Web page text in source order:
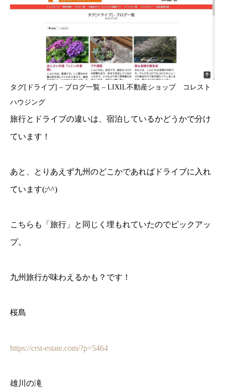
タグ[ドライブ] – ブログ一覧 – LIXIL不動産ショップ コレスト
ハウジング
旅行とドライブの違いは、宿泊しているかどうかで分け
ています！
あと、とりあえず九州のどこかであればドライブに入れ
ています(;^^)
こちらも「旅行」と同じく埋もれていたのでピックアッ
プ。
九州旅行が味わえるかも？です！
桜島
https://crst-estate.com/?p=5464
雄川の滝